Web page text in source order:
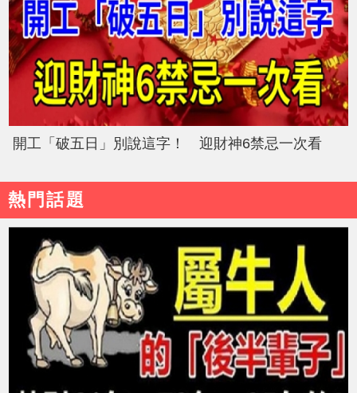
開工「破五日」別說這字！ 迎財神6禁忌一次看
熱門話題